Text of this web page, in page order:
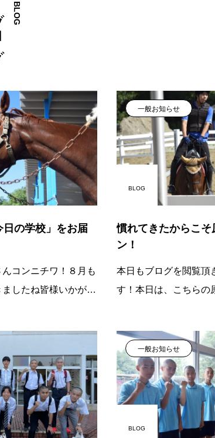
BLOG
の学校」をお届
コンニチワ！８月も
したね皆様いかがお
一般お知らせ
BLOG
慣れてきたからこ
ン！
本日もブログを閲覧頂
す！本日は、こちらの
ー！」と一般お知らせ
BLOG